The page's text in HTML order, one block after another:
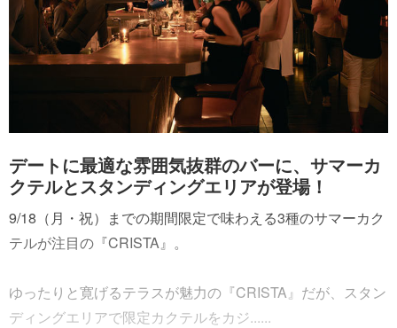
デートに最適な雰囲気抜群のバーに、サマーカ
クテルとスタンディングエリアが登場！
9/18（月・祝）までの期間限定で味わえる3種のサマーカク
テルが注目の『CRISTA』。
ゆったりと寛げるテラスが魅力の『CRISTA』だが、スタン
ディングエリアで限定カクテルをカジ......